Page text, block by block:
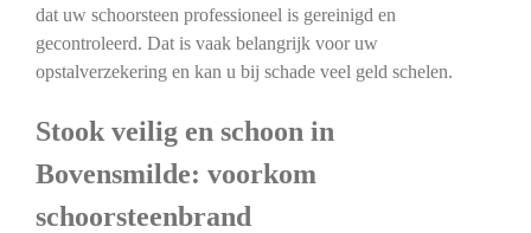
dat uw schoorsteen professioneel is gereinigd en
gecontroleerd. Dat is vaak belangrijk voor uw
opstalverzekering en kan u bij schade veel geld schelen.
Stook veilig en schoon in
Bovensmilde: voorkom
schoorsteenbrand